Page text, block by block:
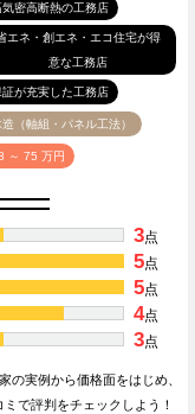
気密高断熱の工務店
エネ・創エネ・エコ住宅が得
意な工務店
証が充実した工務店
造（軸組・パネル工法）
～ 75 万円
3点
5点
5点
4点
3点
の実例から価格面をはじめ、
で評判をチェックしよう！